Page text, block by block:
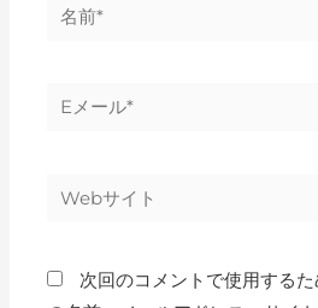
次回のコメントで使用する